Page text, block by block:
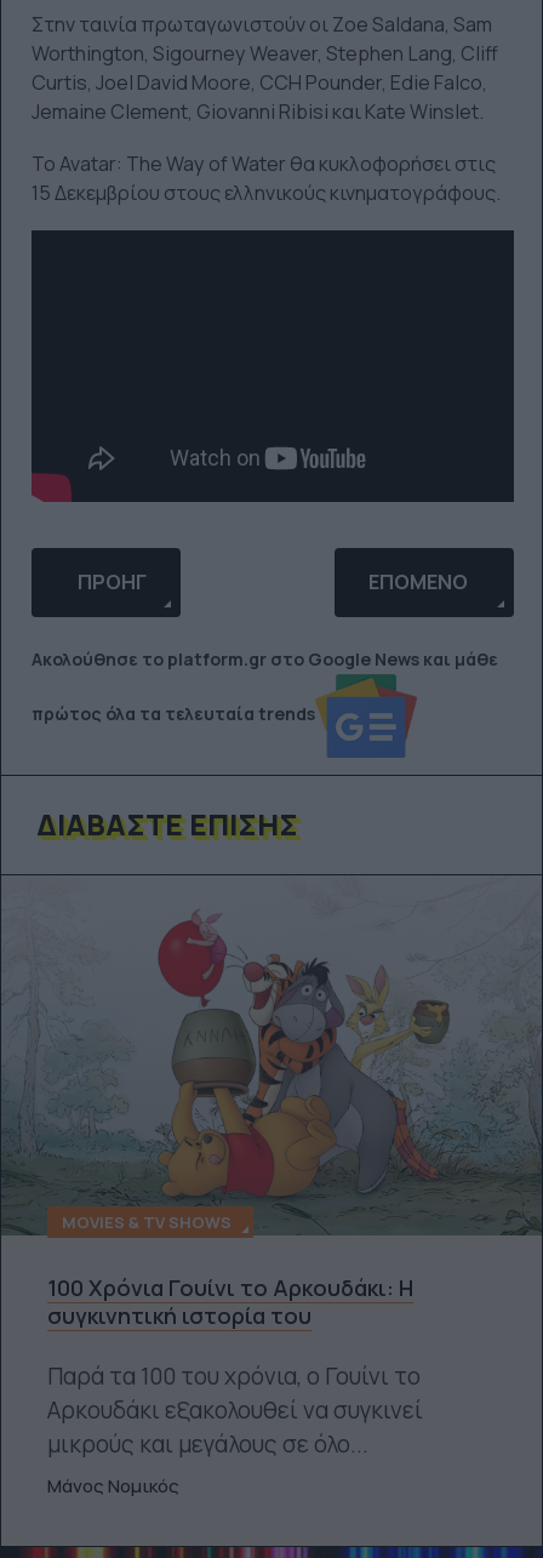
Στην ταινία πρωταγωνιστούν οι Zoe Saldana, Sam
Worthington, Sigourney Weaver, Stephen Lang, Cliff
Curtis, Joel David Moore, CCH Pounder, Edie Falco,
Jemaine Clement, Giovanni Ribisi και Kate Winslet.
Το Avatar: The Way of Water θα κυκλοφορήσει στις
15 Δεκεμβρίου στους ελληνικούς κινηματογράφους.
ΠΡΟΗΓΟΎΜΕΝΟ ΆΡΘΡΟ: ΜΙΑ ΟΛΟΚΑΊΝΟΥΡΙΑ
ΠΡΟΗΓ ΕΠΌΜΕΝΟ ΆΡΘΡΟ:
ΕΠΌΜΕΝΟ
Ακολούθησε το platform.gr στο Google News και μάθε
πρώτος όλα τα τελευταία trends
ΔΙΑΒΆΣΤΕ ΕΠΊΣΗΣ
MOVIES & TV SHOWS
100 Χρόνια Γουίνι το Αρκουδάκι: Η
συγκινητική ιστορία του
Παρά τα 100 του χρόνια, ο Γουίνι το
Αρκουδάκι εξακολουθεί να συγκινεί
μικρούς και μεγάλους σε όλο...
Μάνος Νομικός